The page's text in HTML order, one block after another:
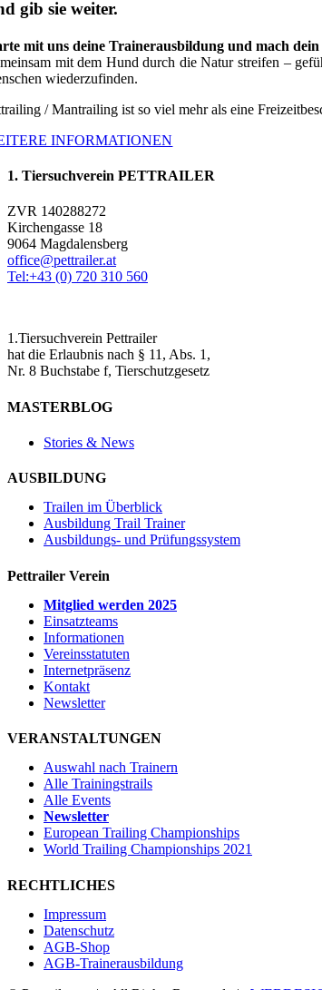
gib sie weiter.
mit uns deine Trainerausbildung und mach
mit dem Hund durch die Natur streifen –
wiederzufinden.
/ Mantrailing ist so viel mehr als eine
INFORMATIONEN
1. Tiersuchverein PETTRAILER
ZVR 140288272
Kirchengasse 18
9064 Magdalensberg
office@pettrailer.at
Tel:+43 (0) 720 310 560
1.Tiersuchverein Pettrailer
hat die Erlaubnis nach § 11, Abs. 1,
Nr. 8 Buchstabe f, Tierschutzgesetz
MASTERBLOG
Stories & News
AUSBILDUNG
Trailen im Überblick
Ausbildung Trail Trainer
Ausbildungs- und Prüfungssystem
Pettrailer Verein
Mitglied werden 2025
Einsatzteams
Informationen
Vereinsstatuten
Internetpräsenz
Kontakt
Newsletter
VERANSTALTUNGEN
Auswahl nach Trainern
Alle Trainingstrails
Alle Events
Newsletter
European Trailing Championships
World Trailing Championships 2021
RECHTLICHES
Impressum
Datenschutz
AGB-Shop
AGB-Trainerausbildung